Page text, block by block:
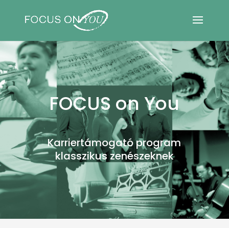
FOCUS on You
Karriertámogató program
klasszikus zenészeknek